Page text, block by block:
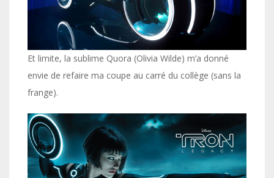
Et limite, la sublime Quora (Olivia Wilde) m’a donné
envie de refaire ma coupe au carré du collège (sans la
frange).